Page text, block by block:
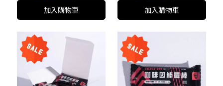
加入購物車 加入購物車